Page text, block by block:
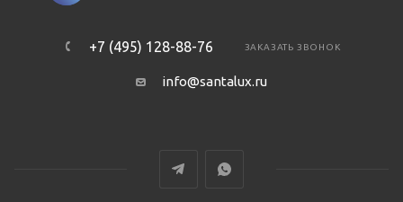
+7 (495) 128-88-76 ЗАКАЗАТЬ ЗВОНОК
info@santalux.ru